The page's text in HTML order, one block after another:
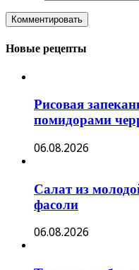
Новые рецепты
Рисовая
помидорами
06.08.2026
Салат из
фасоли
06.08.2026